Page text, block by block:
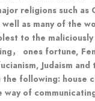
religions such as
as many of the
to the
， ones fortune,
Judaism
following: house
of